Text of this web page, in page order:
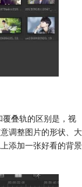
覆叠轨的区别是，视
调整图片的形状、大
添加一张好看的背景